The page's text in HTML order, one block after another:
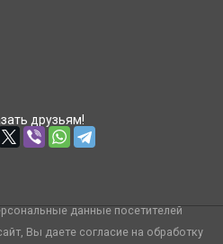
друзьям!
данные посетителей
Вы даете согласие на обработку